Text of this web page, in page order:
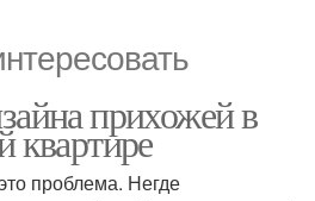
прихожей в
квартире
проблема. Негде